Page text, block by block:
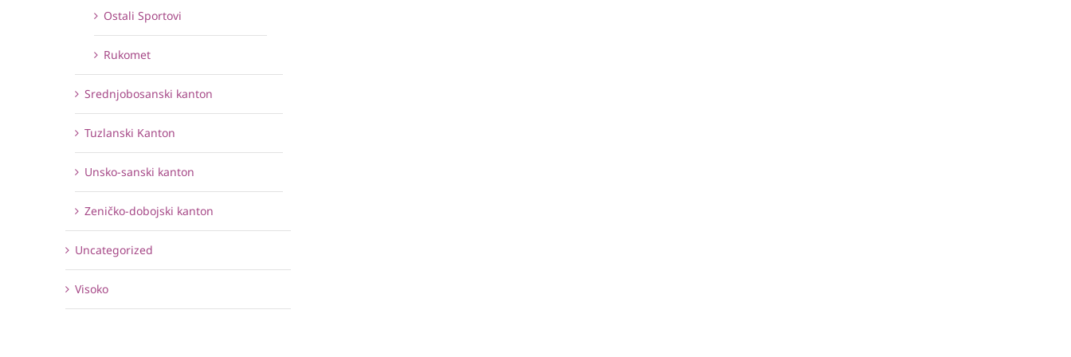
Ostali Sportovi
Rukomet
Srednjobosanski kanton
Tuzlanski Kanton
Unsko-sanski kanton
Zeničko-dobojski kanton
Uncategorized
Visoko